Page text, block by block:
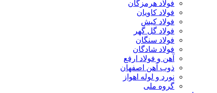
فولاد هرمزگان
فولاد کاویان
فولاد کیش
فولاد گل گهر
فولاد سنگان
فولاد شادگان
آهن و فولاد ارفع
ذوب آهن اصفهان
نورد و لوله اهواز
گروه ملی